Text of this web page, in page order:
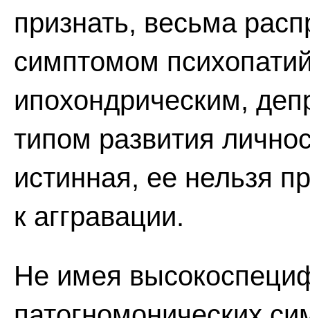
признать, весьма
симптомом
ипохондрическим,
типом развития
истинная, ее нельзя
к аггравации.
Не имея